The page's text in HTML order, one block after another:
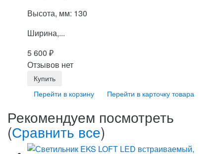
Высота, мм: 130
Ширина,...
5 600 ₽
Отзывов нет
Перейти в корзину Перейти в карточку товара
Рекомендуем посмотреть
(Сравнить все)